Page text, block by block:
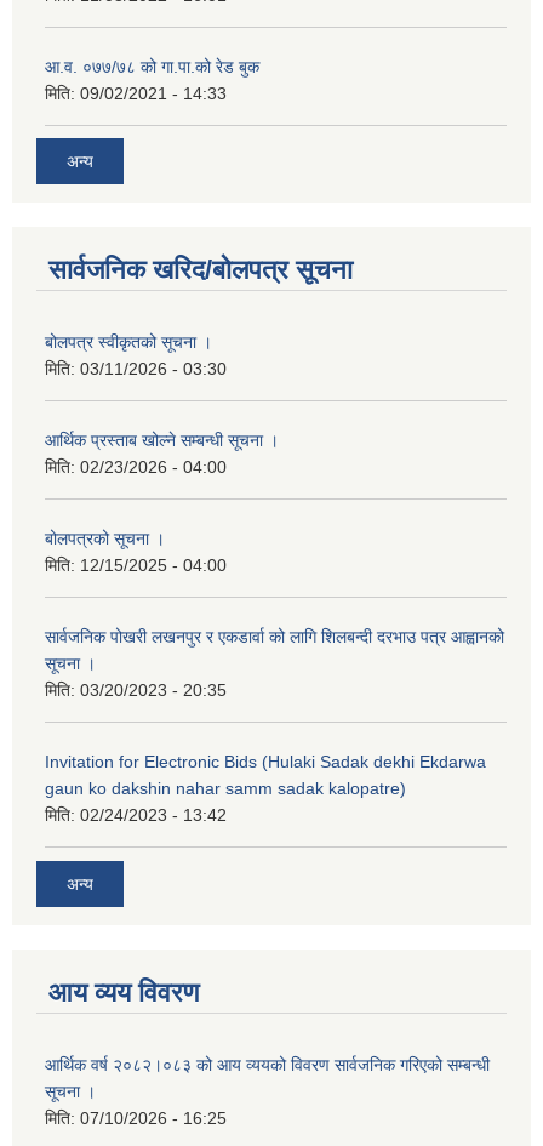
आ.व. ०७७/७८ को गा.पा.को रेड बुक
मिति: 09/02/2021 - 14:33
अन्य
सार्वजनिक खरिद/बोलपत्र सूचना
बोलपत्र स्वीकृतको सूचना ।
मिति: 03/11/2026 - 03:30
आर्थिक प्रस्ताब खोल्ने सम्बन्धी सूचना ।
मिति: 02/23/2026 - 04:00
बोलपत्रको सूचना ।
मिति: 12/15/2025 - 04:00
सार्वजनिक पोखरी लखनपुर र एकडार्वा को लागि शिलबन्दी दरभाउ पत्र आह्वानको
सूचना ।
मिति: 03/20/2023 - 20:35
Invitation for Electronic Bids (Hulaki Sadak dekhi Ekdarwa
gaun ko dakshin nahar samm sadak kalopatre)
मिति: 02/24/2023 - 13:42
अन्य
आय व्यय विवरण
आर्थिक वर्ष २०८२।०८३ को आय व्ययको विवरण सार्वजनिक गरिएको सम्बन्धी
सूचना ।
मिति: 07/10/2026 - 16:25